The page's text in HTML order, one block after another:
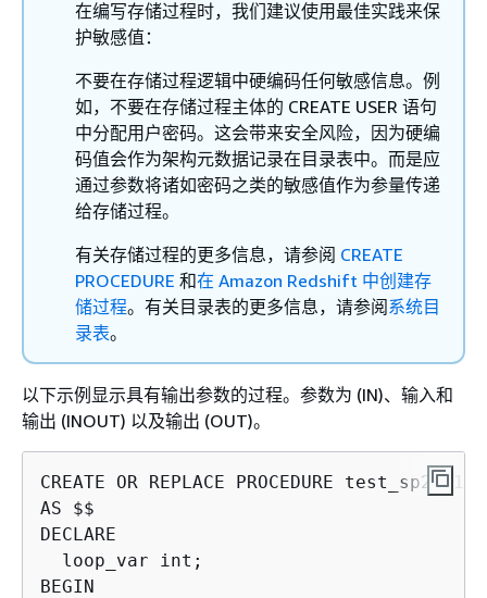
在编写存储过程时，我们建议使用最佳实践来保
护敏感值：
不要在存储过程逻辑中硬编码任何敏感信息。例
如，不要在存储过程主体的 CREATE USER 语句
中分配用户密码。这会带来安全风险，因为硬编
码值会作为架构元数据记录在目录表中。而是应
通过参数将诸如密码之类的敏感值作为参量传递
给存储过程。
有关存储过程的更多信息，请参阅 CREATE
PROCEDURE 和在 Amazon Redshift 中创建存
储过程。有关目录表的更多信息，请参阅系统目
录表。
以下示例显示具有输出参数的过程。参数为 (IN)、输入和
输出 (INOUT) 以及输出 (OUT)。
CREATE OR REPLACE PROCEDURE
AS $$
DECLARE
  loop_var int;
BEGIN